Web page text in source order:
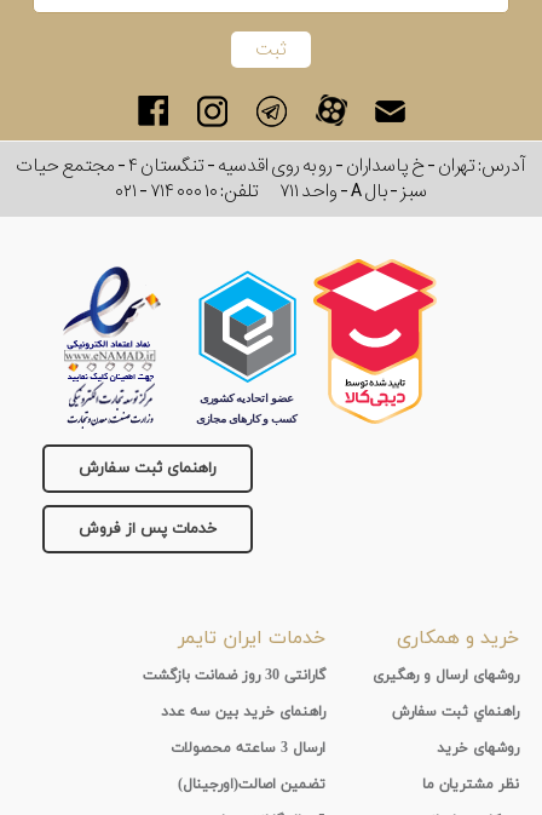
بکاررفته
آدرس: تهران - خ پاسداران - رو به روی اقدسیه - تنگستان ۴ - مجتمع حیات
سبز - بال A - واحد ۷۱۱
تلفن:۰۲۱ - ۷۱۴ ۰۰۰ ۱۰
راهنمای ثبت سفارش
خدمات پس از فروش
خرید و همکاری
روشهای ارسال و رهگیری
راهنماي ثبت سفارش
روشهای خرید
نظر مشتریان ما
خدمات ایران تایمر
گارانتی 30 روز ضمانت بازگشت
راهنمای خرید بین سه عدد
ارسال 3 ساعته محصولات
تضمین اصالت(اورجینال)